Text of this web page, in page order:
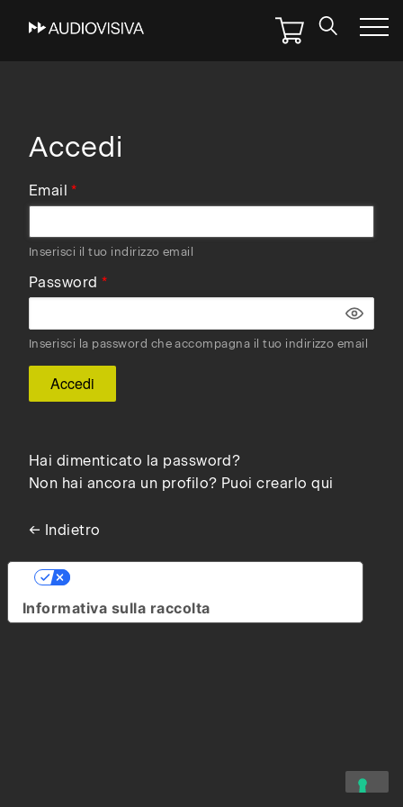
Skip
Accedi
Email
Inserisci il tuo indirizzo email
Password
Inserisci la password che accompagna il tuo indirizzo email
Hai dimenticato la password?
Non hai ancora un profilo? Puoi crearlo qui
← Indietro
Informativa sulla raccolta
Le tue preferenze relative alla privacy